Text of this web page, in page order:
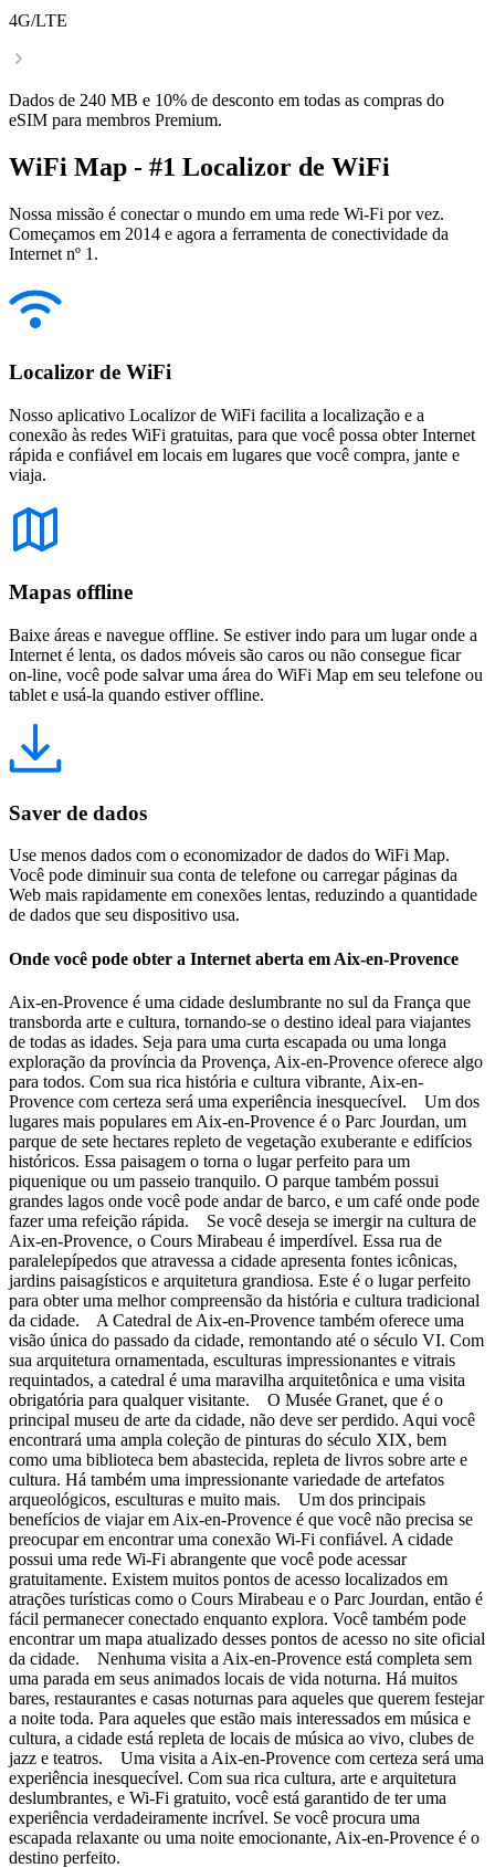
4G/LTE
Dados de 240 MB e 10% de desconto em todas as compras do
eSIM para membros Premium.
WiFi Map - #1 Localizor de WiFi
Nossa missão é conectar o mundo em uma rede Wi-Fi por vez.
Começamos em 2014 e agora a ferramenta de conectividade da
Internet nº 1.
Localizor de WiFi
Nosso aplicativo Localizor de WiFi facilita a localização e a
conexão às redes WiFi gratuitas, para que você possa obter Internet
rápida e confiável em locais em lugares que você compra, jante e
viaja.
Mapas offline
Baixe áreas e navegue offline. Se estiver indo para um lugar onde a
Internet é lenta, os dados móveis são caros ou não consegue ficar
on-line, você pode salvar uma área do WiFi Map em seu telefone ou
tablet e usá-la quando estiver offline.
Saver de dados
Use menos dados com o economizador de dados do WiFi Map.
Você pode diminuir sua conta de telefone ou carregar páginas da
Web mais rapidamente em conexões lentas, reduzindo a quantidade
de dados que seu dispositivo usa.
Onde você pode obter a Internet aberta em Aix-en-Provence
Aix-en-Provence é uma cidade deslumbrante no sul da França que
transborda arte e cultura, tornando-se o destino ideal para viajantes
de todas as idades. Seja para uma curta escapada ou uma longa
exploração da província da Provença, Aix-en-Provence oferece algo
para todos. Com sua rica história e cultura vibrante, Aix-en-
Provence com certeza será uma experiência inesquecível. Um dos
lugares mais populares em Aix-en-Provence é o Parc Jourdan, um
parque de sete hectares repleto de vegetação exuberante e edifícios
históricos. Essa paisagem o torna o lugar perfeito para um
piquenique ou um passeio tranquilo. O parque também possui
grandes lagos onde você pode andar de barco, e um café onde pode
fazer uma refeição rápida. Se você deseja se imergir na cultura de
Aix-en-Provence, o Cours Mirabeau é imperdível. Essa rua de
paralelepípedos que atravessa a cidade apresenta fontes icônicas,
jardins paisagísticos e arquitetura grandiosa. Este é o lugar perfeito
para obter uma melhor compreensão da história e cultura tradicional
da cidade. A Catedral de Aix-en-Provence também oferece uma
visão única do passado da cidade, remontando até o século VI. Com
sua arquitetura ornamentada, esculturas impressionantes e vitrais
requintados, a catedral é uma maravilha arquitetônica e uma visita
obrigatória para qualquer visitante. O Musée Granet, que é o
principal museu de arte da cidade, não deve ser perdido. Aqui você
encontrará uma ampla coleção de pinturas do século XIX, bem
como uma biblioteca bem abastecida, repleta de livros sobre arte e
cultura. Há também uma impressionante variedade de artefatos
arqueológicos, esculturas e muito mais. Um dos principais
benefícios de viajar em Aix-en-Provence é que você não precisa se
preocupar em encontrar uma conexão Wi-Fi confiável. A cidade
possui uma rede Wi-Fi abrangente que você pode acessar
gratuitamente. Existem muitos pontos de acesso localizados em
atrações turísticas como o Cours Mirabeau e o Parc Jourdan, então é
fácil permanecer conectado enquanto explora. Você também pode
encontrar um mapa atualizado desses pontos de acesso no site oficial
da cidade. Nenhuma visita a Aix-en-Provence está completa sem
uma parada em seus animados locais de vida noturna. Há muitos
bares, restaurantes e casas noturnas para aqueles que querem festejar
a noite toda. Para aqueles que estão mais interessados em música e
cultura, a cidade está repleta de locais de música ao vivo, clubes de
jazz e teatros. Uma visita a Aix-en-Provence com certeza será uma
experiência inesquecível. Com sua rica cultura, arte e arquitetura
deslumbrantes, e Wi-Fi gratuito, você está garantido de ter uma
experiência verdadeiramente incrível. Se você procura uma
escapada relaxante ou uma noite emocionante, Aix-en-Provence é o
destino perfeito.